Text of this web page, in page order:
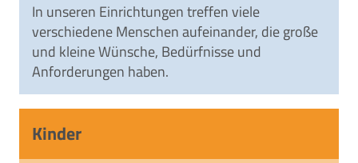
In unseren Einrichtungen treffen viele
verschiedene Menschen aufeinander, die große
und kleine Wünsche, Bedürfnisse und
Anforderungen haben.
Kinder